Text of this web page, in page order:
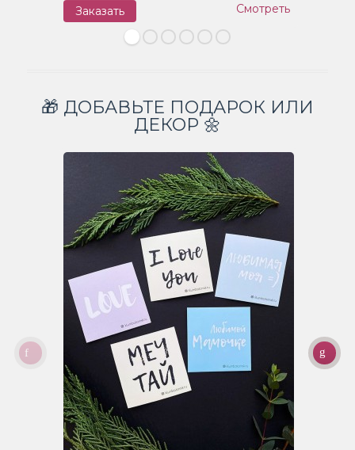
Заказать Смотреть
🎁 ДОБАВЬТЕ ПОДАРОК ИЛИ
ДЕКОР 🌼